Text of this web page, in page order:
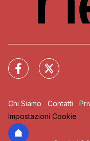
Chi Siamo Contatti
Impostazioni Cookie